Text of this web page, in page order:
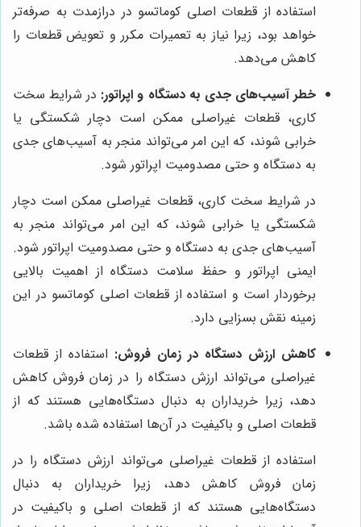
استفاده از قطعات اصلی کوماتسو در درازمدت به صرفه‌تر
خواهد بود، زیرا نیاز به تعمیرات مکرر و تعویض قطعات را
کاهش می‌دهد.
خطر آسیب‌های جدی به دستگاه و اپراتور: در شرایط سخت
کاری، قطعات غیراصلی ممکن است دچار شکستگی یا
خرابی شوند، که این امر می‌تواند منجر به آسیب‌های جدی
به دستگاه و حتی مصدومیت اپراتور شود.
در شرایط سخت کاری، قطعات غیراصلی ممکن است دچار
شکستگی یا خرابی شوند، که این امر می‌تواند منجر به
آسیب‌های جدی به دستگاه و حتی مصدومیت اپراتور شود.
ایمنی اپراتور و حفظ سلامت دستگاه از اهمیت بالایی
برخوردار است و استفاده از قطعات اصلی کوماتسو در این
زمینه نقش بسزایی دارد.
کاهش ارزش دستگاه در زمان فروش: استفاده از قطعات
غیراصلی می‌تواند ارزش دستگاه را در زمان فروش کاهش
دهد، زیرا خریداران به دنبال دستگاه‌هایی هستند که از
قطعات اصلی و باکیفیت در آن‌ها استفاده شده باشد.
استفاده از قطعات غیراصلی می‌تواند ارزش دستگاه را در
زمان فروش کاهش دهد، زیرا خریداران به دنبال
دستگاه‌هایی هستند که از قطعات اصلی و باکیفیت در